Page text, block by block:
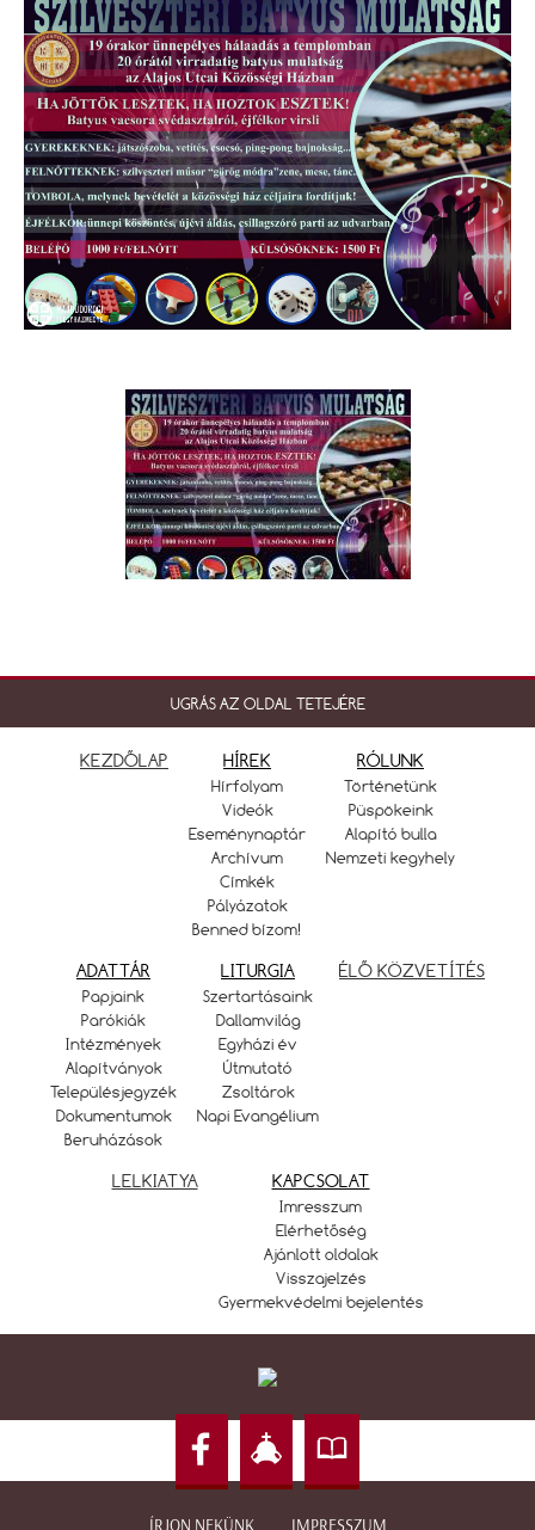
UGRÁS AZ OLDAL TETEJÉRE
KEZDŐLAP HÍREK
Hírfolyam
Videók
Eseménynaptár
Archívum
Címkék
Pályázatok
Benned bízom!
RÓLUNK
Történetünk
Püspökeink
Alapító bulla
Nemzeti kegyhely
ADATTÁR
Papjaink
Parókiák
Intézmények
Alapítványok
Településjegyzék
Dokumentumok
Beruházások
LITURGIA
Szertartásaink
Dallamvilág
Egyházi év
Útmutató
Zsoltárok
Napi Evangélium
ÉLŐ KÖZVETÍTÉS
LELKIATYA KAPCSOLAT
Imresszum
Elérhetőség
Ajánlott oldalak
Visszajelzés
Gyermekvédelmi bejelentés
ÍRJON NEKÜNK IMPRESSZUM